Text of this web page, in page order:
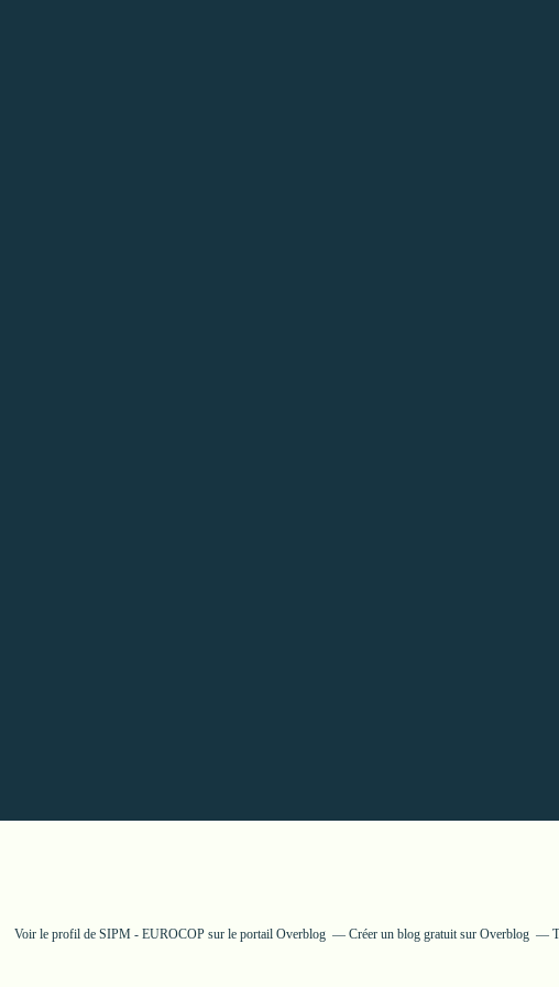
Voir le profil de SIPM - EUROCOPsur le portail Overblog Créer un blog gratuit sur Overblog